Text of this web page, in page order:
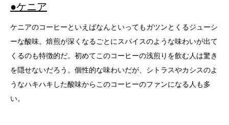
●ケニア
ケニアのコーヒーといえばなんといってもガツンとくるジューシ
ーな酸味。焙煎が深くなるごとにスパイスのような味わいが出て
くるのも特徴的だ。初めてこのコーヒーの浅煎りを飲む人は驚き
を隠せないだろう。個性的な味わいだが、シトラスやカシスのよ
うなハキハキした酸味からこのコーヒーのファンになる人も多
い。